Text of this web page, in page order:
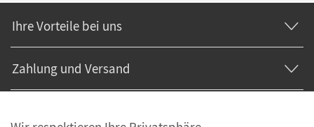
Ihre Vorteile bei uns
Zahlung und Versand